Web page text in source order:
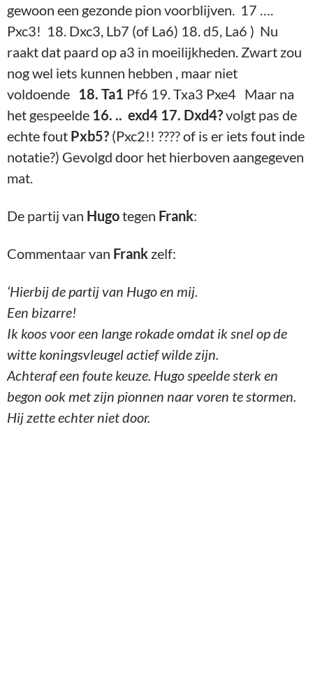
gewoon een gezonde pion voorblijven. 17 ….
Pxc3! 18. Dxc3, Lb7 (of La6) 18. d5, La6 ) Nu
raakt dat paard op a3 in moeilijkheden. Zwart zou
nog wel iets kunnen hebben , maar niet
voldoende 18. Ta1 Pf6 19. Txa3 Pxe4 Maar na
het gespeelde 16. .. exd4 17. Dxd4?volgt pas de
echte fout Pxb5? (Pxc2!! ???? of is er iets fout inde
notatie?) Gevolgd door het hierboven aangegeven
mat.
De partij van Hugotegen Frank:
Commentaar van Frank zelf:
‘Hierbij de partij van Hugo en mij.
Een bizarre!
Ik koos voor een lange rokade omdat ik snel op de
witte koningsvleugel actief wilde zijn.
Achteraf een foute keuze. Hugo speelde sterk en
begon ook met zijn pionnen naar voren te stormen.
Hij zette echter niet door.